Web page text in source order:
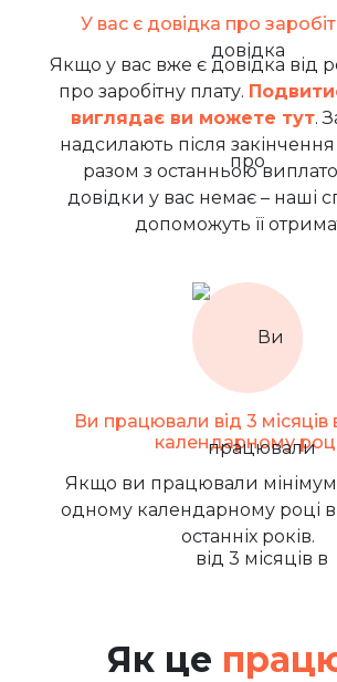
У вас є довідка про
Якщо у вас вже є довідка від
про заробітну плату.
виглядає ви можете тут.
надсилають після закінчення
разом з останньою
довідки у вас немає – наші
допоможуть її
Ви працювали від 3
календарному
Якщо ви працювали мінімум
одному календарному році
останніх років.
Як це